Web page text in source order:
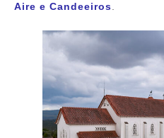
Aire e Candeeiros